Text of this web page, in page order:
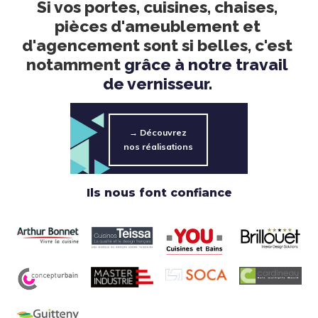
CONTACT
Si vos portes, cuisines, chaises,
pièces d'ameublement et
d'agencement sont si belles, c'est
notamment grâce à notre travail
de vernisseur.
→ Découvrez
nos réalisations
Ils nous font confiance